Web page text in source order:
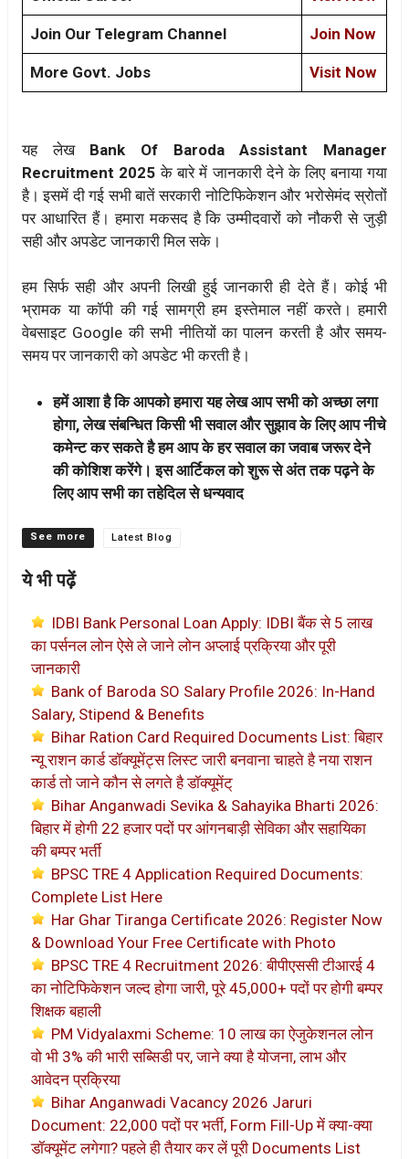
Join Our Telegram Channel Join Now
More Govt. Jobs Visit Now
यह लेख Bank Of Baroda Assistant Manager
Recruitment 2025 के बारे में जानकारी देने के लिए बनाया गया
है। इसमें दी गई सभी बातें सरकारी नोटिफिकेशन और भरोसेमंद स्रोतों
पर आधारित हैं। हमारा मकसद है कि उम्मीदवारों को नौकरी से जुड़ी
सही और अपडेट जानकारी मिल सके।
हम सिर्फ सही और अपनी लिखी हुई जानकारी ही देते हैं। कोई भी
भ्रामक या कॉपी की गई सामग्री हम इस्तेमाल नहीं करते। हमारी
वेबसाइट Google की सभी नीतियों का पालन करती है और समय-
समय पर जानकारी को अपडेट भी करती है।
हमें आशा है कि आपको हमारा यह लेख आप सभी को अच्छा लगा
होगा, लेख संबन्धित किसी भी सवाल और सुझाव के लिए आप नीचे
कमेन्ट कर सकते है हम आप के हर सवाल का जवाब जरूर देने
की कोशिश करेंगे। इस आर्टिकल को शुरू से अंत तक पढ़ने के
लिए आप सभी का तहेदिल से धन्यवाद
Categories Latest Blog
ये भी पढ़ें
IDBI Bank Personal Loan Apply: IDBI बैंक से 5 लाख
का पर्सनल लोन ऐसे ले जाने लोन अप्लाई प्रक्रिया और पूरी
जानकारी
Bank of Baroda SO Salary Profile 2026: In-Hand
Salary, Stipend & Benefits
Bihar Ration Card Required Documents List: बिहार
न्यू राशन कार्ड डॉक्यूमेंट्स लिस्ट जारी बनवाना चाहते है नया राशन
कार्ड तो जाने कौन से लगते है डॉक्यूमेंट्
Bihar Anganwadi Sevika & Sahayika Bharti 2026:
बिहार में होगी 22 हजार पदों पर आंगनबाड़ी सेविका और सहायिका
की बम्पर भर्ती
BPSC TRE 4 Application Required Documents:
Complete List Here
Har Ghar Tiranga Certificate 2026: Register Now
& Download Your Free Certificate with Photo
BPSC TRE 4 Recruitment 2026: बीपीएससी टीआरई 4
का नोटिफिकेशन जल्द होगा जारी, पूरे 45,000+ पदों पर होगी बम्पर
शिक्षक बहाली
PM Vidyalaxmi Scheme: 10 लाख का ऐजुकेशनल लोन
वो भी 3% की भारी सब्सिडी पर, जाने क्या है योजना, लाभ और
आवेदन प्रक्रिया
Bihar Anganwadi Vacancy 2026 Jaruri
Document: 22,000 पदों पर भर्ती, Form Fill-Up में क्या-क्या
डॉक्यूमेंट लगेगा? पहले ही तैयार कर लें पूरी Documents List